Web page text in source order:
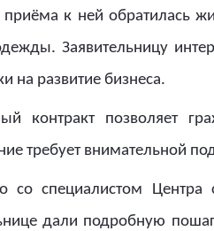
к ней обратилась
Заявительницу
на развитие бизнеса.
контракт позволяет
требует внимательной
со специалистом
дали подробную